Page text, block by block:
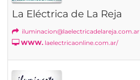
La Eléctrica de La Reja
iluminacion@laelectricadelareja.com.ar
WWW. laelectricaonline.com.ar/